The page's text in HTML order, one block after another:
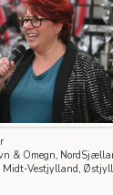
& Omegn,
Midt-Vestjylland,